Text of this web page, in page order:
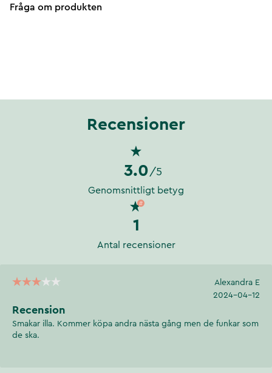
Fråga om produkten
Recensioner
3.0 /5
Genomsnittligt betyg
1
Antal recensioner
Alexandra E
2024-04-12
Recension
Smakar illa. Kommer köpa andra nästa gång men de funkar som
de ska.